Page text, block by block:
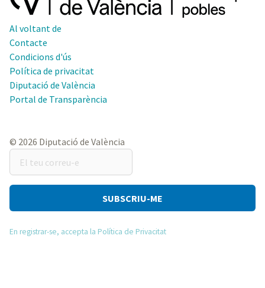
Al voltant de
Contacte
Condicions d'ús
Política de privacitat
Diputació de València
Portal de Transparència
© 2026 Diputació de València
teu
correu-
En registrar-se, accepta la Política de Privacitat